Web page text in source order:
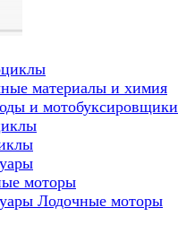
материалы и химия
и мотобуксировщики
моторы
Лодочные моторы